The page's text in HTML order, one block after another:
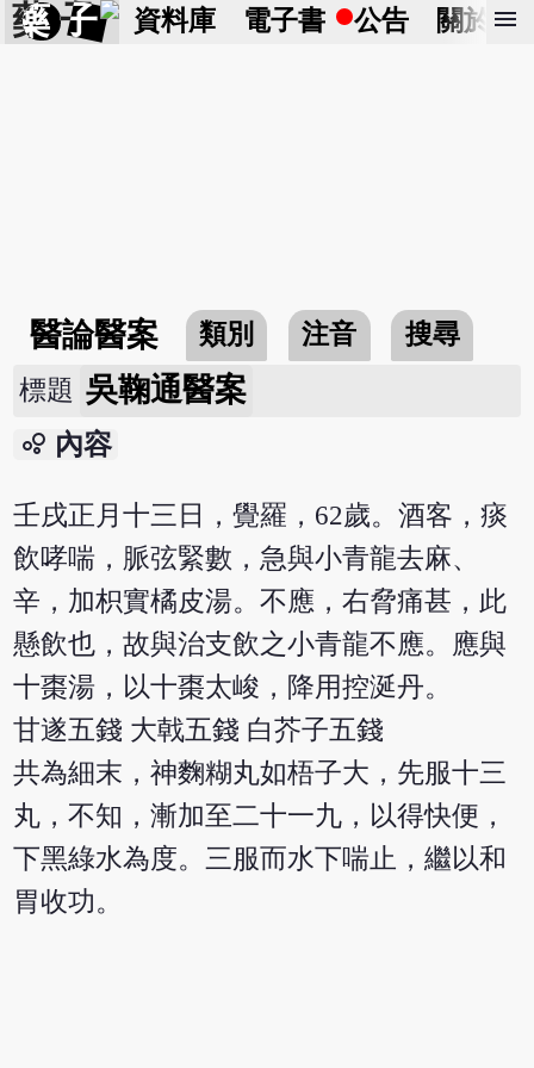
藥 子 資料庫 電子書 公告 關於 menu
醫論醫案 類別 注音
搜尋
標題 吳鞠通醫案
bubble_chart 內容
壬戌正月十三日，覺羅，62歲。酒客，痰
飲哮喘，脈弦緊數，急與小青龍去麻、
辛，加枳實橘皮湯。不應，右脅痛甚，此
懸飲也，故與治支飲之小青龍不應。應與
十棗湯，以十棗太峻，降用控涎丹。
甘遂五錢 大戟五錢 白芥子五錢
共為細末，神麴糊丸如梧子大，先服十三
丸，不知，漸加至二十一九，以得快便，
下黑綠水為度。三服而水下喘止，繼以和
胃收功。